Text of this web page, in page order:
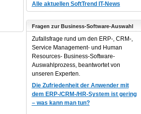
Alle aktuellen SoftTrend IT-News
Fragen zur Business-Software-Auswahl
Zufallsfrage rund um den ERP-, CRM-,
Service Management- und Human
Resources- Business-Software-
Auswahlprozess, beantwortet von
unseren Experten.
Die Zufriedenheit der Anwender mit
dem ERP-/CRM-/HR-System ist gering
– was kann man tun?